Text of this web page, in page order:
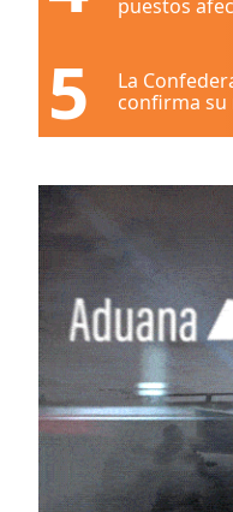
puestos
5
La
confirma su